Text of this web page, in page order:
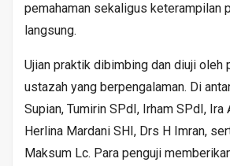
pemahaman sekaligus keterampilan
langsung.
Ujian praktik dibimbing dan diuji oleh
ustazah yang berpengalaman. Di
Supian, Tumirin SPdI, Irham SPdI, Ira
Herlina Mardani SHI, Drs H Imran,
Maksum Lc. Para penguji